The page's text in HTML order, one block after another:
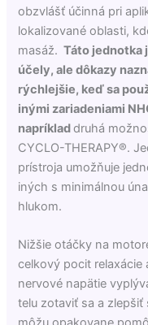
obzvlášť účinná pri
lokalizované oblasti,
masáž. Táto jednotka
účely, ale dôkazy
rýchlejšie, keď sa
inými zariadeniami
napríkladdruhá
CYCLO-THERAPY®.
prístroja umožňuje
iných s minimálnou
hlukom.
Nižšie otáčky na
celkový pocit relaxácie
nervové napätie
telu zotaviť sa a